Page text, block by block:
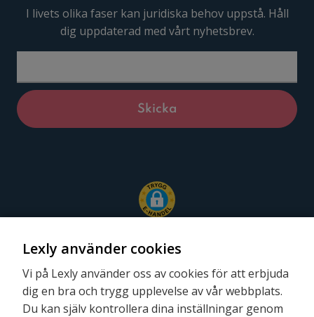
I livets olika faser kan juridiska behov uppstå. Håll
dig uppdaterad med vårt nyhetsbrev.
Följ oss
Lexly använder cookies
Vi på Lexly använder oss av cookies för att erbjuda
dig en bra och trygg upplevelse av vår webbplats.
Du kan själv kontrollera dina inställningar genom